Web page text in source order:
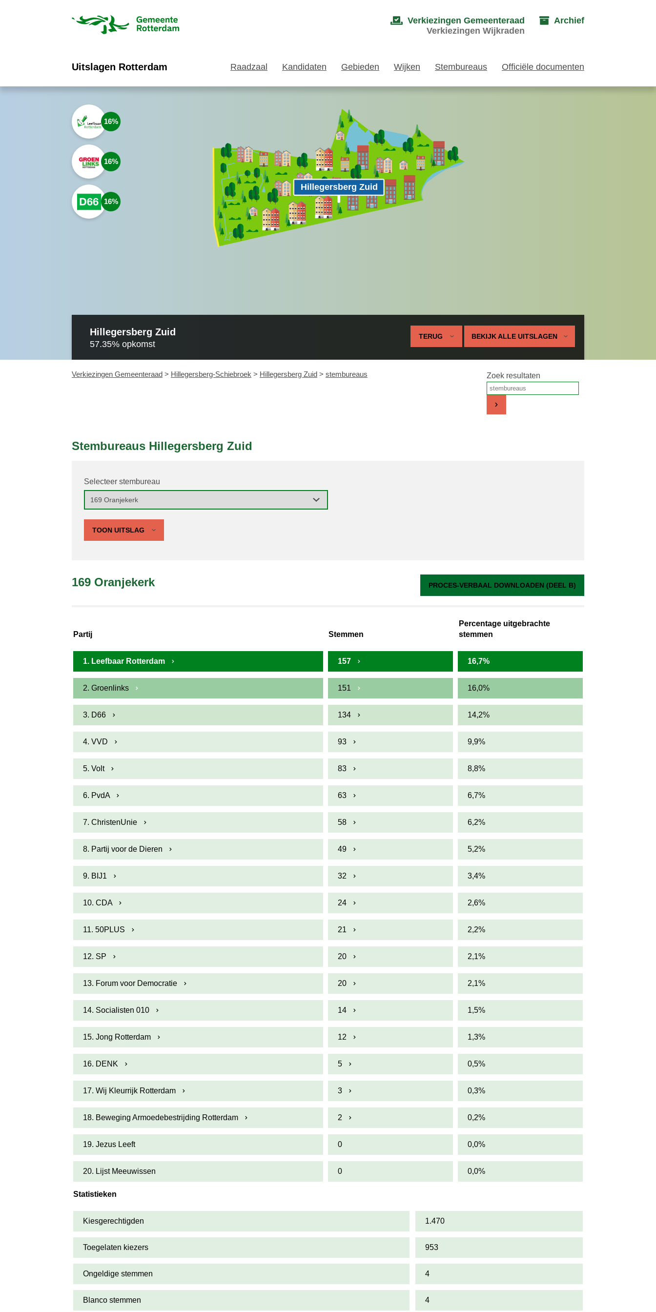
Verkiezingen Gemeenteraad
Verkiezingen Wijkraden
Archief
Uitslagen Rotterdam Raadzaal Kandidaten Gebieden Wijken Stembureaus Officiële documenten
Hillegersberg Zuid
16
16
16
Hillegersberg Zuid
57.35% opkomst
TERUG BEKIJK ALLE UITSLAGEN
Verkiezingen Gemeenteraad > Hillegersberg-Schiebroek > Hillegersberg Zuid > stembureaus Zoek resultaten
Stembureaus Hillegersberg Zuid
Selecteer stembureau
TOON UITSLAG
169 Oranjekerk PROCES-VERBAAL DOWNLOADEN (DEEL B)
Partij Stemmen
Percentage uitgebrachte
stemmen
1. Leefbaar Rotterdam 157 16,7%
2. Groenlinks 151 16,0%
3. D66 134 14,2%
4. VVD 93 9,9%
5. Volt 83 8,8%
6. PvdA 63 6,7%
7. ChristenUnie 58 6,2%
8. Partij voor de Dieren 49 5,2%
9. BIJ1 32 3,4%
10. CDA 24 2,6%
11. 50PLUS 21 2,2%
12. SP 20 2,1%
13. Forum voor Democratie 20 2,1%
14. Socialisten 010 14 1,5%
15. Jong Rotterdam 12 1,3%
16. DENK 5 0,5%
17. Wij Kleurrijk Rotterdam 3 0,3%
18. Beweging Armoedebestrijding Rotterdam 2 0,2%
19. Jezus Leeft 0 0,0%
20. Lijst Meeuwissen 0 0,0%
Statistieken
Kiesgerechtigden 1.470
Toegelaten kiezers 953
Ongeldige stemmen 4
Blanco stemmen 4